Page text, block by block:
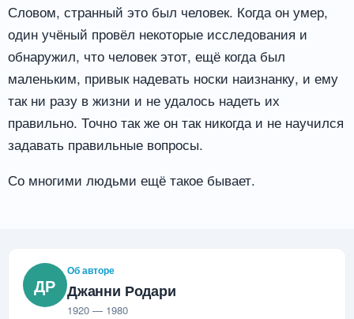
Словом, странный это был человек. Когда он умер,
один учёный провёл некоторые исследования и
обнаружил, что человек этот, ещё когда был
маленьким, привык надевать носки наизнанку, и ему
так ни разу в жизни и не удалось надеть их
правильно. Точно так же он так никогда и не научился
задавать правильные вопросы.
Со многими людьми ещё такое бывает.
ДР
Об авторе
Джанни Родари
1920 — 1980